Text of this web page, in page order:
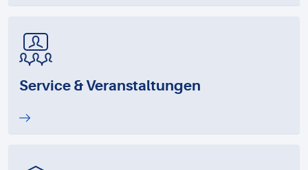
Service & Veranstaltungen